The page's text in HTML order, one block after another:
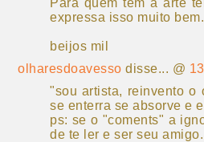
Para quem tem a arte
expressa isso muito bem.
beijos mil
olharesdoavesso disse... @
"sou artista, reinvento o
se enterra se absorve e
ps: se o "coments" a
de te ler e ser seu amigo.